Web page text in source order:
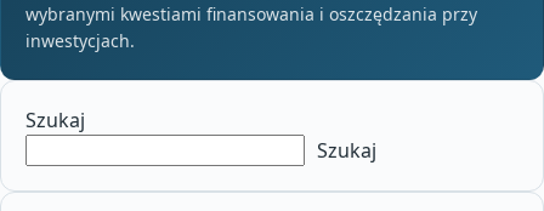
wybranymi kwestiami finansowania i oszczędzania przy
inwestycjach.
Szukaj
Szukaj